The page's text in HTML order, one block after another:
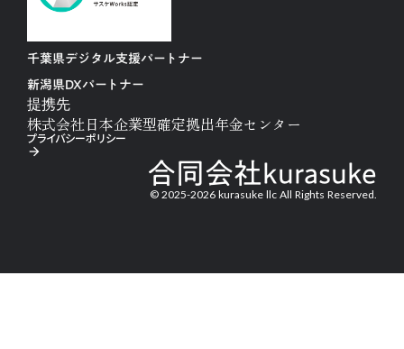
千葉県デジタル支援パートナー
新潟県DXパートナー
提携先
株式会社日本企業型確定拠出年金センター
合同会社kurasuke
© 2025-2026 kurasuke llc All Rights Reserved.
プライバシーポリシー
arrow_forward